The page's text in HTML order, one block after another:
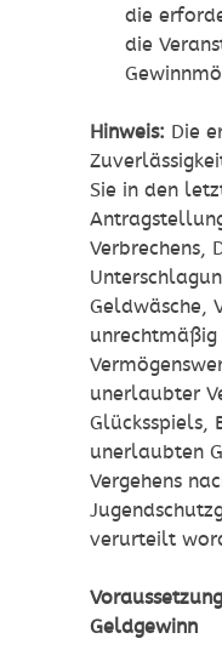
die
die
Hinweis: Die
Sie in den
Verbrechens,
Geldwäsche,
unerlaubter
Glücksspiels,
unerlaubten
Vergehens
verurteilt
Geldgewinn